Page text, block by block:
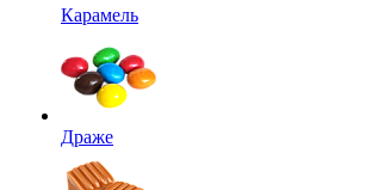
Карамель
Драже